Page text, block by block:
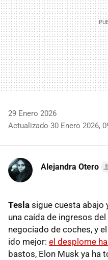
29 Enero 2026
Actualizado 30 Enero 2026,
Alejandra Otero
Tesla sigue cuesta abajo
una caída de ingresos del
negociado de coches, y
ido mejor: el desplome
bastos, Elon Musk ya ha